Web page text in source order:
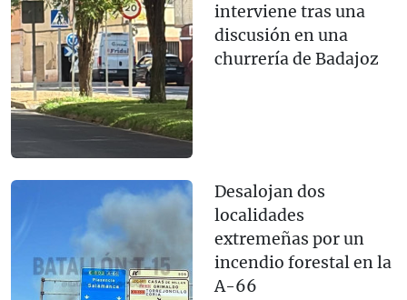
interviene tras una
discusión en una
churrería de Badajoz
Desalojan dos
localidades
extremeñas por un
incendio forestal en la
A-66